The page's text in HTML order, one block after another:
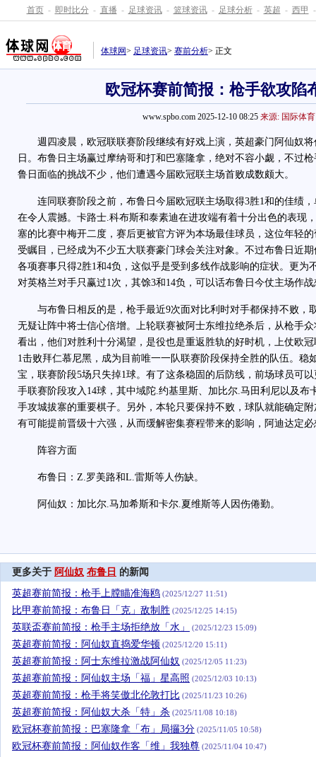
首页 - 即时比分 - 直播 - 足球资讯 - 篮球资讯 - 足球分析 - 英超 - 西甲 -
体球网> 足球资讯> 赛前分析> 正文
欧冠杯赛前简报：枪手欲攻陷
www.spbo.com 2025-12-10 08:25 来源: 国际体育
週四凌晨，欧冠联联赛阶段继续有好戏上演，英超豪门阿仙奴将
日。布鲁日主场赢过摩纳哥和打和巴塞隆拿，绝对不容小觑，不过
鲁日面临的挑战不少，他们遭遇今届欧冠联主场首败成数颇大。
连同联赛阶段之前，布鲁日今届欧冠联主场取得3胜1和的佳绩，
在令人震撼。卡路士.科布斯和泰素迪在进攻端有着十分出色的表现
塞的比赛中梅开二度，赛后更被官方评为本场最佳球员，这位年轻
受瞩目，已经成为不少五大联赛豪门球会关注对象。不过布鲁日近
各项赛事只得2胜1和4负，这似乎是受到多线作战影响的症状。更为
对英格兰对手只赢过1次，其馀3和14负，可以话布鲁日今仗主场作
与布鲁日相反的是，枪手最近9次面对比利时对手都保持不败，
无疑让阵中将士信心倍增。上轮联赛被阿士东维拉绝杀后，从枪手
看出，他们对胜利十分渴望，是役也是重返胜轨的好时机，上仗欧
1击败拜仁慕尼黑，成为目前唯一一队联赛阶段保持全胜的队伍。稳
宝，联赛阶段5场只失掉1球。有了这条稳固的后防线，前场球员可
手联赛阶段攻入14球，其中域陀.约基里斯、加比尔.马田利尼以及布
手攻城拔寨的重要棋子。另外，本轮只要保持不败，球队就能确定
有可能提前晋级十六强，从而缓解密集赛程带来的影响，阿迪达定
阵容方面
布鲁日：Z.罗美路和L.雷斯等人伤缺。
阿仙奴：加比尔.马加希斯和卡尔.夏维斯等人因伤倦勤。
更多关于 阿仙奴 布鲁日 的新闻
英超赛前简报：枪手上膛瞄准海鸥 (2025/12/27 11:51)
比甲赛前简报：布鲁日「克」敌制胜 (2025/12/25 14:15)
英联盃赛前简报：枪手主场拒绝放「水」 (2025/12/23 15:09)
英超赛前简报：阿仙奴直捣爱华顿 (2025/12/20 15:11)
英超赛前简报：阿士东维拉激战阿仙奴 (2025/12/05 11:23)
英超赛前简报：阿仙奴主场「福」星高照 (2025/12/03 10:13)
英超赛前简报：枪手将笑傲北伦敦打比 (2025/11/23 10:26)
英超赛前简报：阿仙奴大杀「特」杀 (2025/11/08 10:18)
欧冠杯赛前简报：巴塞隆拿「布」局攞3分 (2025/11/05 10:58)
欧冠杯赛前简报：阿仙奴作客「维」我独尊 (2025/11/04 10:47)